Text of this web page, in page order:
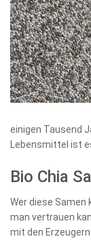
einigen Tausend
Lebensmittel ist
Bio Chia
Wer diese
man vertrauen
mit den